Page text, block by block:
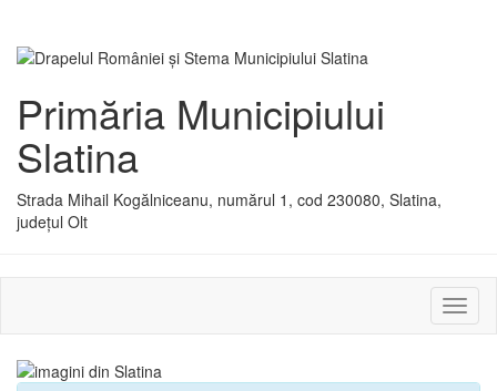
Primăria Municipiului
Slatina
Strada Mihail Kogălniceanu, numărul 1, cod 230080, Slatina,
județul Olt
sau